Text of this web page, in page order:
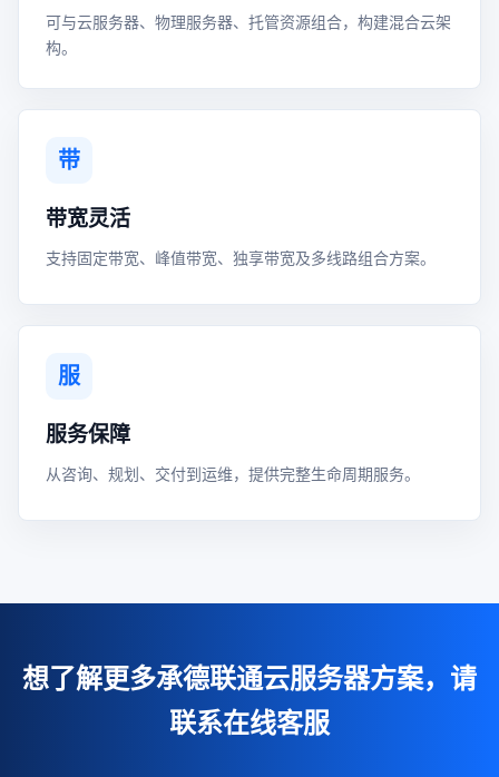
可与云服务器、物理服务器、托管资源组合，构建混合云架
构。
带
带宽灵活
支持固定带宽、峰值带宽、独享带宽及多线路组合方案。
服
服务保障
从咨询、规划、交付到运维，提供完整生命周期服务。
想了解更多承德联通云服务器方案，请
联系在线客服